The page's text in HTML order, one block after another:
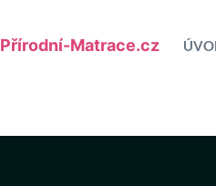
Přírodní-Matrace.cz